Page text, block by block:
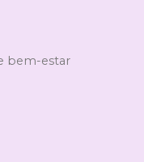
bem-estar